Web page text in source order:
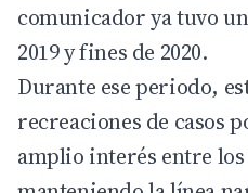
comunicador ya tuvo
2019 y fines de 2020.
Durante ese periodo,
recreaciones de casos
amplio interés entre